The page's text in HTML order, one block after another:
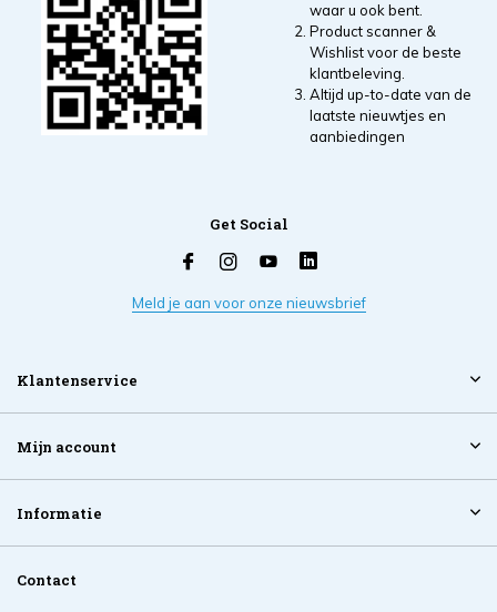
waar u ook bent.
Product scanner &
Wishlist voor de beste
klantbeleving.
Altijd up-to-date van de
laatste nieuwtjes en
aanbiedingen
Get Social
Meld je aan voor onze nieuwsbrief
Klantenservice
Mijn account
Informatie
Contact